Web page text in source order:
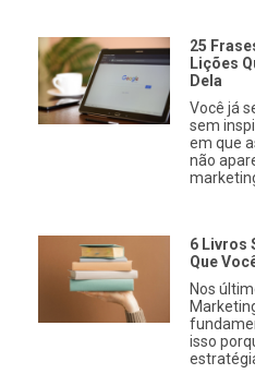
25
Lições
Dela
Você já
sem
em que
não
6 Livros
Que
Nos
isso